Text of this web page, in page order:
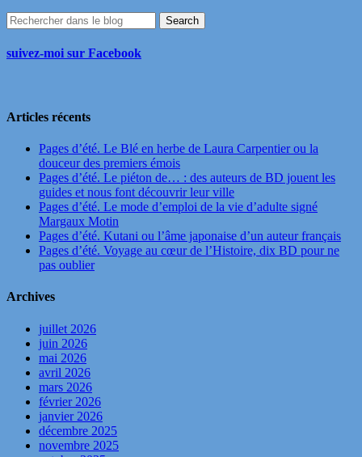
suivez-moi sur Facebook
Articles récents
Pages d’été. Le Blé en herbe de Laura Carpentier ou la
douceur des premiers émois
Pages d’été. Le piéton de… : des auteurs de BD jouent les
guides et nous font découvrir leur ville
Pages d’été. Le mode d’emploi de la vie d’adulte signé
Margaux Motin
Pages d’été. Kutani ou l’âme japonaise d’un auteur français
Pages d’été. Voyage au cœur de l’Histoire, dix BD pour ne
pas oublier
Archives
juillet 2026
juin 2026
mai 2026
avril 2026
mars 2026
février 2026
janvier 2026
décembre 2025
novembre 2025